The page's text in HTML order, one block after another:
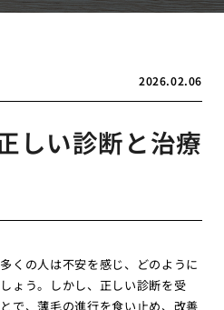
2026.02.06
しい診断と治療
くの人は不安を感じ、どのように
ょう。しかし、正しい診断を受
で、薄毛の進行を食い止め、改善